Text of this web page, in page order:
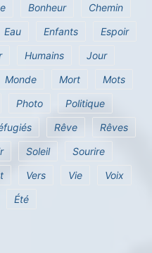
Bonheur
Chemin
Eau Enfants
Espoir
Humains
Jour
Monde Mort
Mots
Photo
Politique
Rêve
Rêves
Soleil
Sourire
Vers Vie
Voix
Été